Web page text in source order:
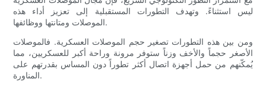
ليس استثناءً. وتهدف التطورات المستقبلية إلى تعزيز أداء هذه
الموصلات ومتانتها ووظائفها.
ومن بين هذه التطورات تصغير حجم الموصلات العسكرية. فالموصلات
الأصغر حجماً والأخف وزناً ستوفر مرونة وراحة أكبر للعسكريين، مما
يُمكّنهم من حمل أجهزة اتصال أكثر تطوراً دون المساس بقدرتهم على
المناورة.